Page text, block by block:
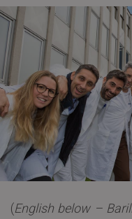
(English below –